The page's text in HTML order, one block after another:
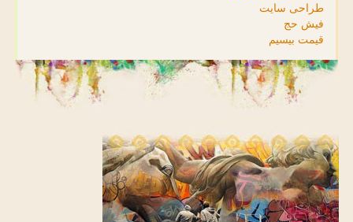
طراحی سایت
فیش حج
قیمت بیسیم